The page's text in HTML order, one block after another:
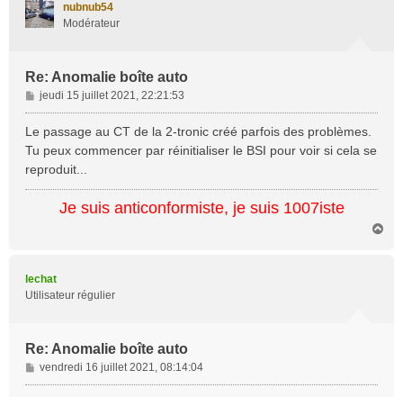
nubnub54
Modérateur
Re: Anomalie boîte auto
M
e
s
g
e
jeudi 15 juillet 2021, 22:21:53
Le passage au CT de la 2-tronic créé parfois des problèmes.
Tu peux commencer par réinitialiser le BSI pour voir si cela se
reproduit...
Je suis anticonformiste, je suis 1007iste
lechat
Utilisateur régulier
Re: Anomalie boîte auto
M
e
vendredi 16 juillet 2021, 08:14:04